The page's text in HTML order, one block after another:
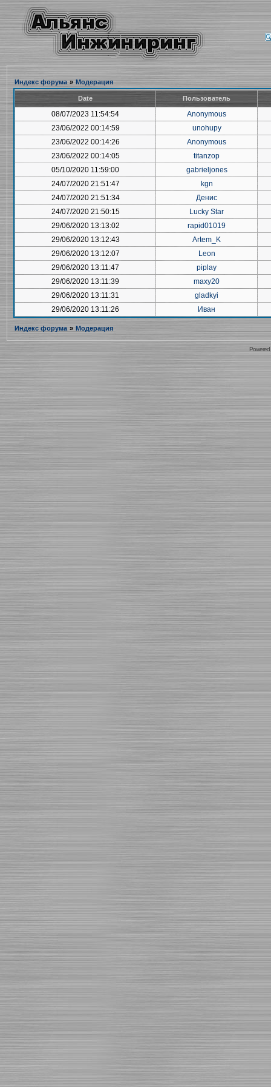
Индекс форума » Модерация
Date Пользователь
08/07/2023 11:54:54
Anonymous
23/06/2022 00:14:59
unohupy
23/06/2022 00:14:26
Anonymous
23/06/2022 00:14:05
titanzop
05/10/2020 11:59:00
gabrieljones
24/07/2020 21:51:47
kgn
24/07/2020 21:51:34
Денис
24/07/2020 21:50:15
Lucky Star
29/06/2020 13:13:02
rapid01019
29/06/2020 13:12:43
Artem_K
29/06/2020 13:12:07
Leon
29/06/2020 13:11:47
piplay
29/06/2020 13:11:39
maxy20
29/06/2020 13:11:31
gladkyi
29/06/2020 13:11:26
Иван
Индекс форума » Модерация